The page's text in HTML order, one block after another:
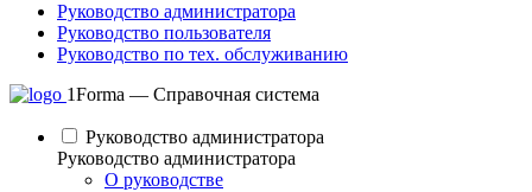
Руководство администратора
Руководство пользователя
Руководство по тех. обслуживанию
1Forma — Справочная система
Руководство администратора
Руководство администратора
О руководстве